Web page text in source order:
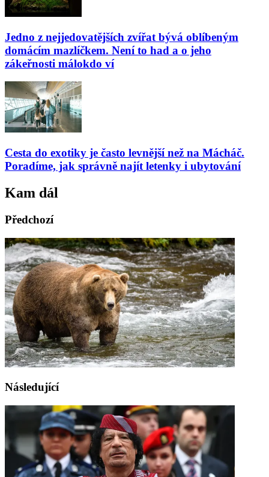
Jedno z nejjedovatějších zvířat bývá oblíbeným
domácím mazlíčkem. Není to had a o jeho
zákeřnosti málokdo ví
Cesta do exotiky je často levnější než na Mácháč.
Poradíme, jak správně najít letenky i ubytování
Kam dál
Předchozí
Následující